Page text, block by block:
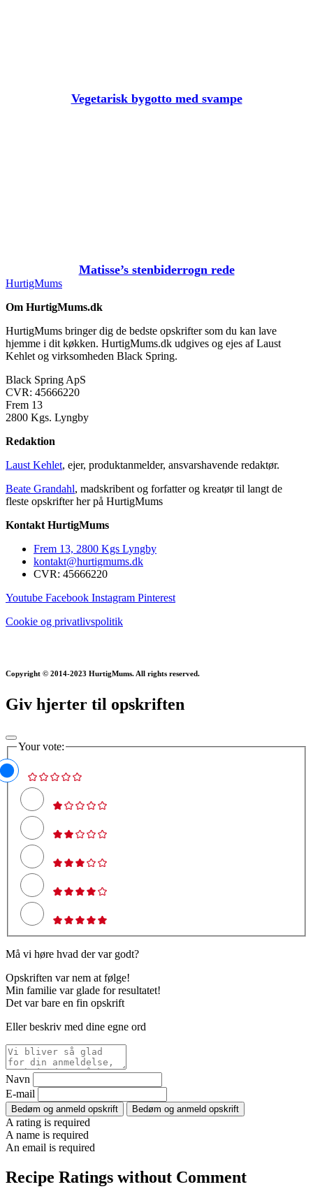
Vegetarisk bygotto med svampe
Matisse’s stenbiderrogn rede
HurtigMums
Om HurtigMums.dk
HurtigMums bringer dig de bedste opskrifter som du kan lave
hjemme i dit køkken. HurtigMums.dk udgives og ejes af Laust
Kehlet og virksomheden Black Spring.
Black Spring ApS
CVR: 45666220
Frem 13
2800 Kgs. Lyngby
Redaktion
Laust Kehlet, ejer, produktanmelder, ansvarshavende redaktør.
Beate Grandahl, madskribent og forfatter og kreatør til langt de
fleste opskrifter her på HurtigMums
Kontakt HurtigMums
Frem 13, 2800 Kgs Lyngby
kontakt@hurtigmums.dk
CVR: 45666220
Youtube Facebook Instagram Pinterest
Cookie og privatlivspolitik
Copyright © 2014-2023 HurtigMums. All rights reserved.
Giv hjerter til opskriften
Your vote:
Må vi høre hvad der var godt?
Opskriften var nem at følge!
Min familie var glade for resultatet!
Det var bare en fin opskrift
Eller beskriv med dine egne ord
Navn
E-mail
Bedøm og anmeld opskrift Bedøm og anmeld opskrift
A rating is required
A name is required
An email is required
Recipe Ratings without Comment